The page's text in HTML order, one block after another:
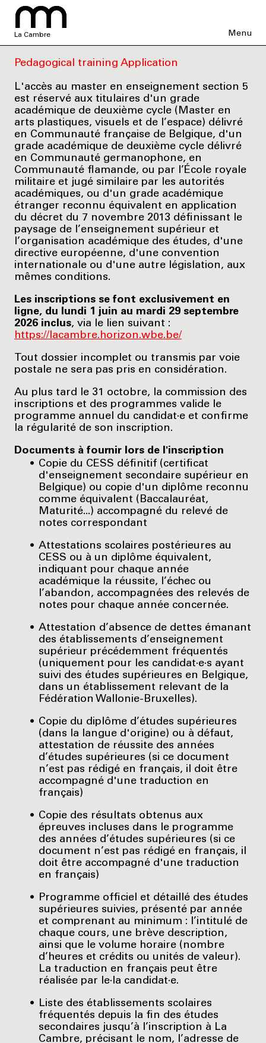
La Cambre Menu
Pedagogical training Application
L'accès au master en enseignement section 5
est réservé aux titulaires d'un grade
académique de deuxième cycle (Master en
arts plastiques, visuels et de l’espace) délivré
en Communauté française de Belgique, d'un
grade académique de deuxième cycle délivré
en Communauté germanophone, en
Communauté flamande, ou par l’École royale
militaire et jugé similaire par les autorités
académiques, ou d'un grade académique
étranger reconnu équivalent en application
du décret du 7 novembre 2013 définissant le
paysage de l’enseignement supérieur et
l’organisation académique des études, d'une
directive européenne, d'une convention
internationale ou d'une autre législation, aux
mêmes conditions.
Les inscriptions se font exclusivement en
ligne, du lundi 1 juin au mardi 29 septembre
2026 inclus, via le lien suivant :
https://lacambre.horizon.wbe.be/
Tout dossier incomplet ou transmis par voie
postale ne sera pas pris en considération.
Au plus tard le 31 octobre, la commission des
inscriptions et des programmes valide le
programme annuel du candidat·e et confirme
la régularité de son inscription.
Documents à fournir lors de l'inscription
Copie du CESS définitif (certificat
d'enseignement secondaire supérieur en
Belgique) ou copie d'un diplôme reconnu
comme équivalent (Baccalauréat,
Maturité...) accompagné du relevé de
notes correspondant
Attestations scolaires postérieures au
CESS ou à un diplôme équivalent,
indiquant pour chaque année
académique la réussite, l’échec ou
l’abandon, accompagnées des relevés de
notes pour chaque année concernée.
Attestation d’absence de dettes émanant
des établissements d’enseignement
supérieur précédemment fréquentés
(uniquement pour les candidat·e·s ayant
suivi des études supérieures en Belgique,
dans un établissement relevant de la
Fédération Wallonie-Bruxelles).
Copie du diplôme d’études supérieures
(dans la langue d'origine) ou à défaut,
attestation de réussite des années
d’études supérieures (si ce document
n’est pas rédigé en français, il doit être
accompagné d'une traduction en
français)
Copie des résultats obtenus aux
épreuves incluses dans le programme
des années d’études supérieures (si ce
document n’est pas rédigé en français, il
doit être accompagné d'une traduction
en français)
Programme officiel et détaillé des études
supérieures suivies, présenté par année
et comprenant au minimum : l’intitulé de
chaque cours, une brève description,
ainsi que le volume horaire (nombre
d’heures et crédits ou unités de valeur).
La traduction en français peut être
réalisée par le·la candidat·e.
Liste des établissements scolaires
fréquentés depuis la fin des études
secondaires jusqu’à l’inscription à La
Cambre, précisant le nom, l’adresse de